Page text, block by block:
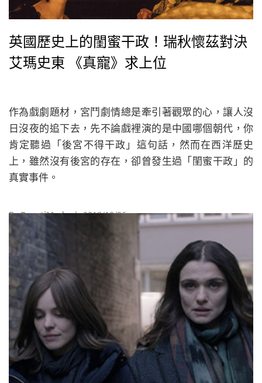
英國歷史上的閨蜜干政！瑞秋懷茲對決
艾瑪史東 《真寵》求上位
作為戲劇題材，宮鬥劇情總是牽引著觀眾的心，讓人沒
日沒夜的追下去，先不論戲裡演的是中國哪個朝代，你
肯定聽過「後宮不得干政」這句話，然而在西洋歷史
上，雖然沒有後宮的存在，卻曾發生過「閨蜜干政」的
真實事件。
ByBeautiMode| 2018/10/06